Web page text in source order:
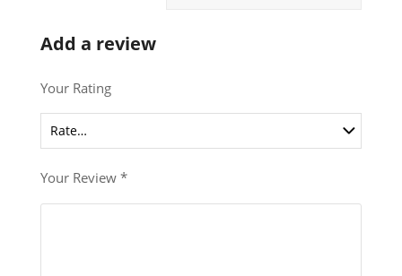
Add a review
Your Rating
Your Review *